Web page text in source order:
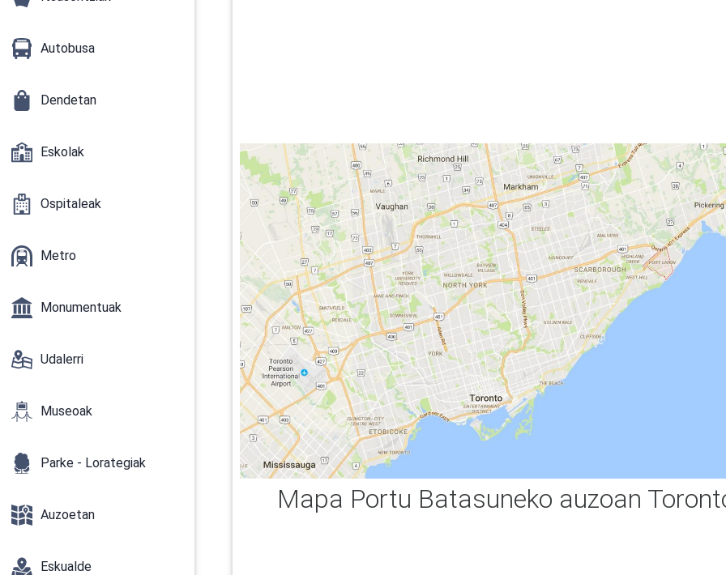
Autobusa
Dendetan
Eskolak
Ospitaleak
Metro
Monumentuak
Udalerri
Museoak
Parke - Lorategiak
Auzoetan
Eskualde
Mapa Portu Batasuneko auzoan